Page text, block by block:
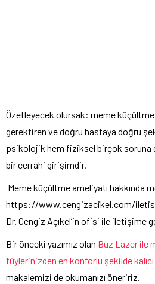
Özetleyecek olursak: meme küçültme
gerektiren ve doğru hastaya doğru
psikolojik hem fiziksel birçok soruna
bir cerrahi girişimdir.
Meme küçültme ameliyatı hakkında
https://www.cengizacikel.com/
Dr. Cengiz Açıkel’in ofisi ile iletişime
Bir önceki yazımız olan Buz Lazer ile
tüylerinizden en konforlu şekilde
makalemizi de okumanızı öneririz.